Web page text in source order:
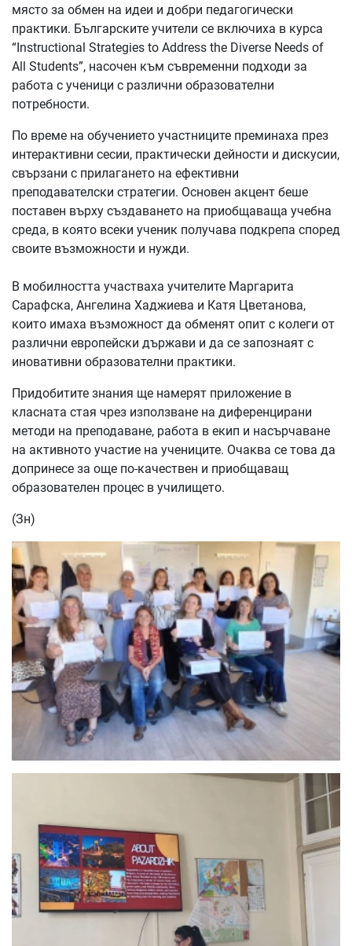
място за обмен на идеи и добри педагогически
практики. Българските учители се включиха в курса
“Instructional Strategies to Address the Diverse Needs of
All Students”, насочен към съвременни подходи за
работа с ученици с различни образователни
потребности.
По време на обучението участниците преминаха през
интерактивни сесии, практически дейности и дискусии,
свързани с прилагането на ефективни
преподавателски стратегии. Основен акцент беше
поставен върху създаването на приобщаваща учебна
среда, в която всеки ученик получава подкрепа според
своите възможности и нужди.
В мобилността участваха учителите Маргарита
Сарафска, Ангелина Хаджиева и Катя Цветанова,
които имаха възможност да обменят опит с колеги от
различни европейски държави и да се запознаят с
иновативни образователни практики.
Придобитите знания ще намерят приложение в
класната стая чрез използване на диференцирани
методи на преподаване, работа в екип и насърчаване
на активното участие на учениците. Очаква се това да
допринесе за още по-качествен и приобщаващ
образователен процес в училището.
(Зн)